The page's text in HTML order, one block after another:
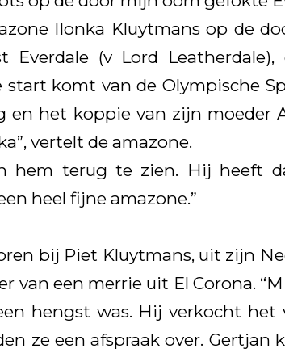
Ilonka Kluytmans op de
Everdale (v Lord
komt van de Olympische
en het koppie van zijn moeder
vertelt de amazone.
hem terug te zien. Hij heeft
heel fijne amazone.”
bij Piet Kluytmans, uit zijn
van een merrie uit El Corona.
hengst was. Hij verkocht het
ze een afspraak over. Gertjan